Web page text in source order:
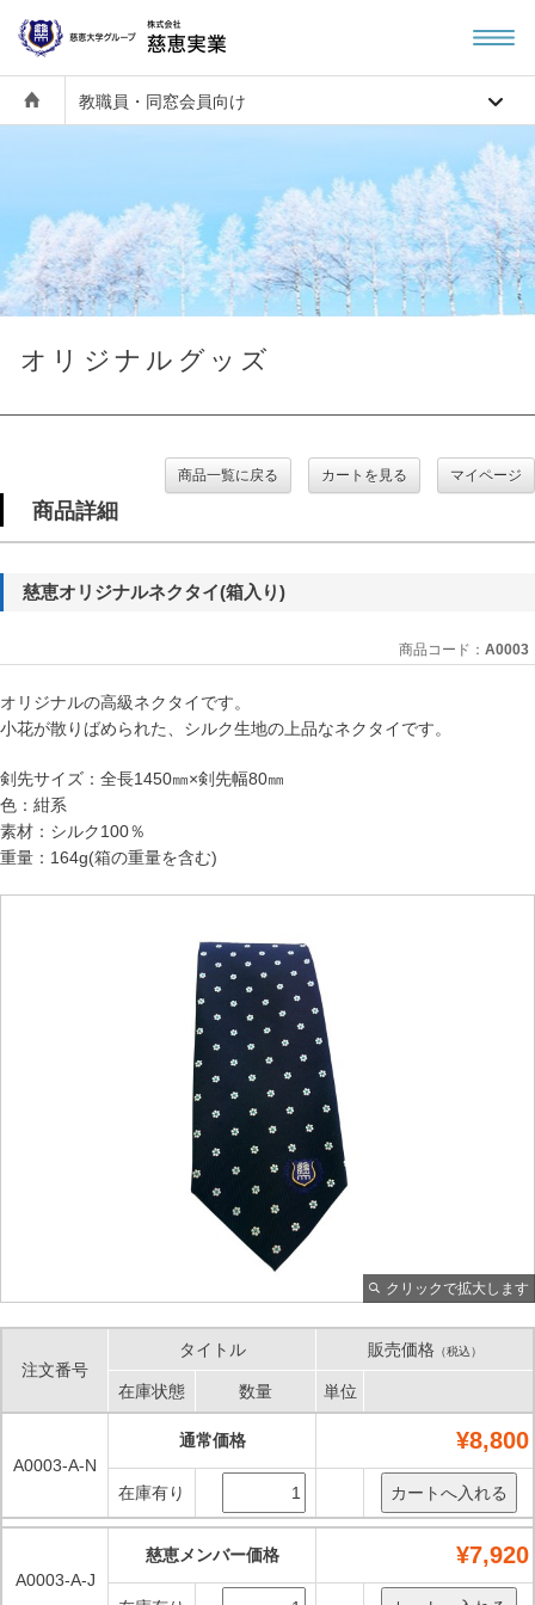
教職員・同窓会員向け
オリジナルグッズ
商品一覧に戻る カートを見る マイページ
商品詳細
慈恵オリジナルネクタイ(箱入り)
商品コード： A0003
オリジナルの高級ネクタイです。
小花が散りばめられた、シルク生地の上品なネクタイです。
剣先サイズ：全長1450㎜×剣先幅80㎜
色：紺系
素材：シルク100％
重量：164g(箱の重量を含む)
クリックで拡大します
注文番号
タイトル 販売価格 （税込）
在庫状態 数量 単位
A0003-A-N
通常価格 ¥8,800
在庫有り
A0003-A-J
慈恵メンバー価格 ¥7,920